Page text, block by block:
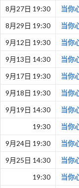
8月27日 19:30
当你
8月29日 19:30
当你
9月12日 19:30
当你
9月13日 14:30
当你
9月17日 19:30
当你
9月18日 19:30
当你
9月19日 14:30
当你
19:30
当你
9月24日 19:30
当你
9月25日 14:30
当你
19:30
当你